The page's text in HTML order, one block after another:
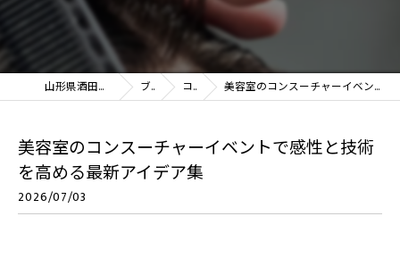
山形県酒田市の美容室ならLuxe ブログ コラム 美容室のコンスーチャーイベントで感性と技術を高める最新アイデア集
美容室のコンスーチャーイベントで感性と技術
を高める最新アイデア集
2026/07/03